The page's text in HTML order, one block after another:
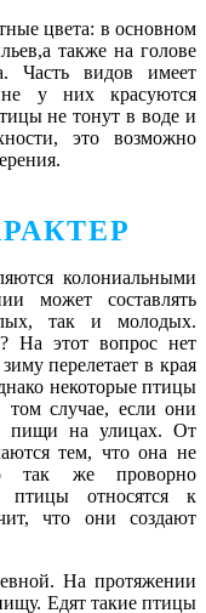
цвета: в основном
также на голове
Часть видов имеет
у них красуются
не тонут в воде и
это возможно
колониальными
может составлять
так и молодых.
На этот вопрос нет
перелетает в края
некоторые птицы
том случае, если они
пищи на улицах. От
тем, что она не
так же проворно
птицы относятся к
что они создают
На протяжении
Едят такие птицы